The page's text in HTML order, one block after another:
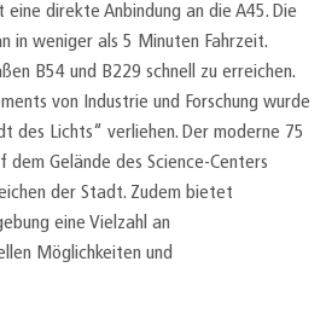
eine direkte Anbindung an die A45. Die
in weniger als 5 Minuten Fahrzeit.
B54 und B229 schnell zu erreichen.
von Industrie und Forschung wurde
des Lichts“ verliehen. Der moderne 75
Gelände des Science-Centers
der Stadt. Zudem bietet
eine Vielzahl an
Möglichkeiten und